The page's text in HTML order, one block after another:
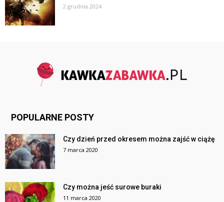
2 grudnia 2024
POPULARNE POSTY
Czy dzień przed okresem można zajść w ciążę
7 marca 2020
Czy można jeść surowe buraki
11 marca 2020